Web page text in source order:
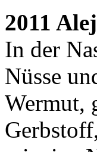
2011
In der
Nüsse
Wermut,